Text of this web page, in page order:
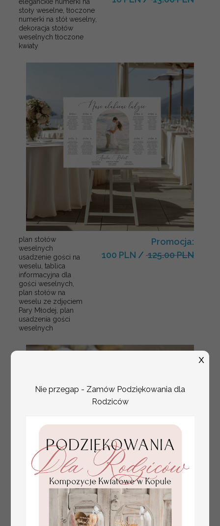
eleganckie numerki na
stoły weselne, tłoczone
numerki na stół weselny,
dekoracja stołów
weselnych tłoczone
kwiaty
plan stołów
weselnych
usadzenie gości na
weselu, tablica
informacyjna dla
gości weselnych,
plan stołów na
weselu ze zdjęciem
Pary Młodej, plan
usadzenia gości
weselnych
Promocja:
100 PLN / 125.00 PLN
złote winietki na komunię, winietka
dekoracja stołu na komunii, komunijne
winietki z naturalnym kłosem
4.50 PLN
Nie przegap - Zamów Podziękowania dla
Rodziców
X